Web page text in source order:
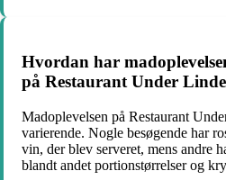
Hvordan har
på Restaurant Under
Madoplevelsen på Restaurant
varierende. Nogle besøgende har
vin, der blev serveret, mens andre
blandt andet portionstørrelser og